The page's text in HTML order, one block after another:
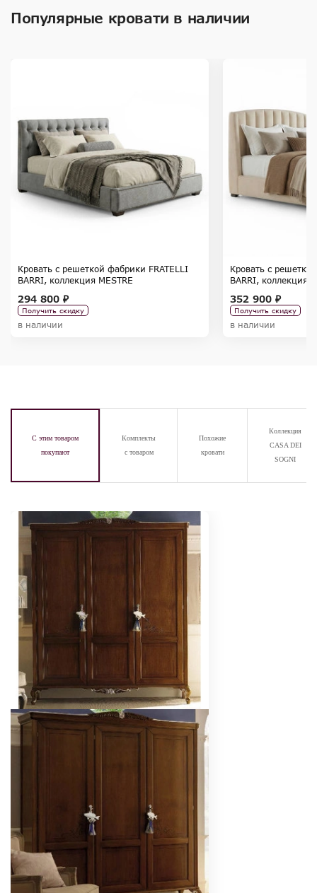
Популярные кровати в наличии
Кровать с решеткой фабрики FRATELLI
BARRI, коллекция MESTRE
294 800 ₽
Получить скидку
в наличии
Кровать с
BARRI, коллекция
352 900 ₽
Получить скидку
в наличии
С этим товаром
покупают
Комплекты
с товаром
Похожие
кровати
Коллекция
CASA DEI
SOGNI